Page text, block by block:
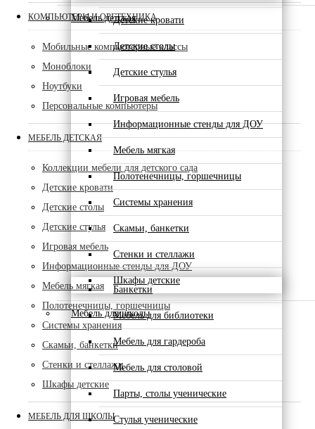
Мебель детскаяДетские кровати
Детские столы
Детские стулья
Игровая мебель
Информационные стенды для ДОУ
Мебель мягкая
Полотенечницы, горшечницы
Системы хранения
Скамьи, банкетки
Стенки и стеллажи
Шкафы детские
Мебель для школы
Банкетки
Мебель для библиотеки
Мебель для гардероба
Мебель для столовой
Парты, столы ученические
Стулья ученические
КОМПЬЮТЕРЫ И ОРГТЕХНИКА
Мобильные компьютерные классы
Моноблоки
Ноутбуки
Персональные компьютеры
МЕБЕЛЬ ДЕТСКАЯ
Коллекции мебели для детского сада
Детские кровати
Детские столы
Детские стулья
Игровая мебель
Информационные стенды для ДОУ
Мебель мягкая
Полотенечницы, горшечницы
Системы хранения
Скамьи, банкетки
Стенки и стеллажи
Шкафы детские
МЕБЕЛЬ ДЛЯ ШКОЛЫ